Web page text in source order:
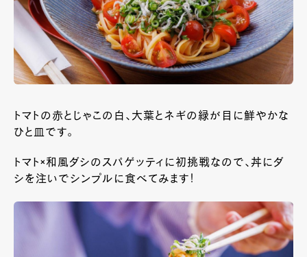
トマトの赤とじゃこの白、大葉とネギの緑が目に鮮やかな
ひと皿です。
トマト×和風ダシのスパゲッティに初挑戦なので、丼にダ
シを注いでシンプルに食べてみます！